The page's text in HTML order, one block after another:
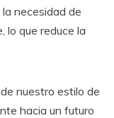
necesidad de
lo que reduce la
nuestro estilo de
hacia un futuro